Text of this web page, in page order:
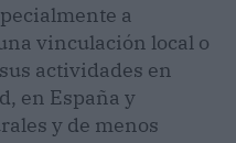
a
vinculación local o
actividades en
en España y
y de menos